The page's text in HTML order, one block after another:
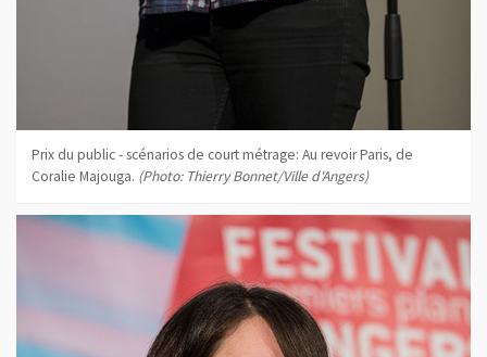
Prix du public - scénarios de court métrage: Au revoir Paris, de
Coralie Majouga. (Photo: Thierry Bonnet/Ville d'Angers)